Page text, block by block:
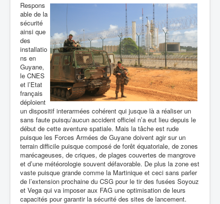
Respons
able de la
sécurité
ainsi que
des
installatio
ns en
Guyane,
le CNES
et l’Etat
français
déploient
un dispositif interarmées cohérent qui jusque là a réaliser un
sans faute puisqu’aucun accident officiel n’a eut lieu depuis le
début de cette aventure spatiale. Mais la tâche est rude
puisque les Forces Armées de Guyane doivent agir sur un
terrain difficile puisque composé de forêt équatoriale, de zones
marécageuses, de criques, de plages couvertes de mangrove
et d’une météorologie souvent défavorable. De plus la zone est
vaste puisque grande comme la Martinique et ceci sans parler
de l’extension prochaine du CSG pour le tir des fusées Soyouz
et Vega qui va imposer aux FAG une optimisation de leurs
capacités pour garantir la sécurité des sites de lancement.